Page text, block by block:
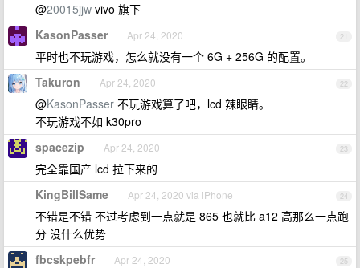
@20015jjw vivo 旗下
21
KasonPasser Apr 24, 2020
平时也不玩游戏，怎么就没有一个 6G + 256G 的配置。
22
Takuron Apr 24, 2020
@KasonPasser 不玩游戏算了吧，lcd 辣眼睛。
不玩游戏不如 k30pro
23
spacezip Apr 24, 2020
完全靠国产 lcd 拉下来的
24
KingBillSame Apr 24, 2020 via iPhone
不错是不错 不过考虑到一点就是 865 也就比 a12 高那么一点跑
分 没什么优势
25
fbcskpebfr Apr 24, 2020